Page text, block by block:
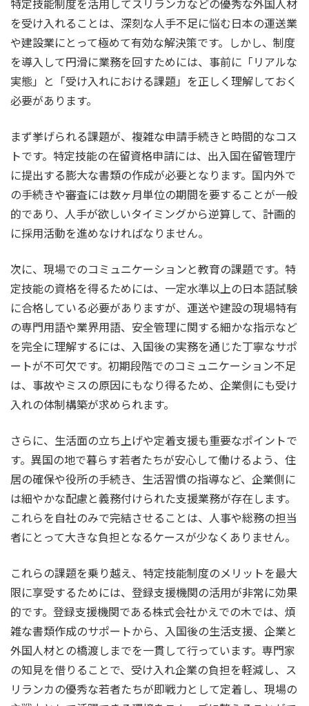
特定技能制度を活用してスリランカなどの優秀な外国人材
を受け入れることは、深刻な人手不足に悩む日本の運送業
や建設業にとって極めて有効な解決策です。しかし、制度
を導入して円滑に業務を回すためには、事前に「リアルな
実態」と「受け入れにおける課題」を正しく理解しておく
必要があります。
まず挙げられる課題が、複雑な申請手続きと時間的なコス
トです。特定技能の在留資格申請には、出入国在留管理庁
に提出する膨大な書類の作成が必要となります。国内外で
の手続きや審査には数ヶ月単位の期間を要することが一般
的であり、人手が欲しいタイミングから逆算して、計画的
に採用活動を進めなければなりません。
次に、現場でのコミュニケーションと教育の課題です。特
定技能の資格を得るためには、一定水準以上の日本語試験
に合格している必要がありますが、運送や建設の現場特有
の専門用語や業界用語、安全管理に関する細かな指示など
を完全に理解するには、入国後の実務を通じた丁寧なサポ
ートが不可欠です。初期段階でのコミュニケーション不足
は、事故やミスの原因にもなり得るため、企業側にも受け
入れの体制構築が求められます。
さらに、生活面の立ち上げや定着支援も重要なポイントで
す。異国の地で暮らす若者たちが安心して働けるよう、住
居の確保や役所の手続き、生活習慣の指導など、企業側に
は細やかな配慮と義務付けられた支援業務が存在します。
これらを自社のみで完結させることは、人事や総務の担当
者にとって大きな負担となるケースが少なくありません。
これらの課題を乗り越え、特定技能制度のメリットを最大
限に享受するためには、登録支援機関の活用が非常に効果
的です。登録支援機関である株式会社かえでの木では、煩
雑な書類作成のサポートから、入国後の生活支援、企業と
外国人材との橋渡しまでを一貫して行っています。専門家
の知見を借りることで、受け入れ企業の負担を軽減し、ス
リランカの優秀な若者たちが即戦力として定着し、現場の